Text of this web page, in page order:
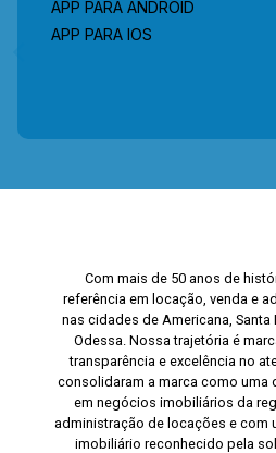
APP PARA ANDROID
APP PARA IOS
Com mais de 50 anos de
referência em locação, venda e
nas cidades de Americana, Santa
Odessa. Nossa trajetória é
transparência e excelência no
consolidaram a marca como uma
em negócios imobiliários da
administração de locações e com
imobiliário reconhecido pela